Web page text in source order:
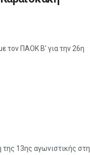
τον ΠΑΟΚ Β' για την 26η
της 13ης αγωνιστικής στη